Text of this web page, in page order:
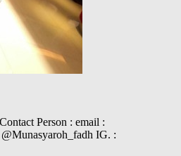
Person : email :
IG. :